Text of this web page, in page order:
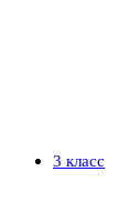
3 класс